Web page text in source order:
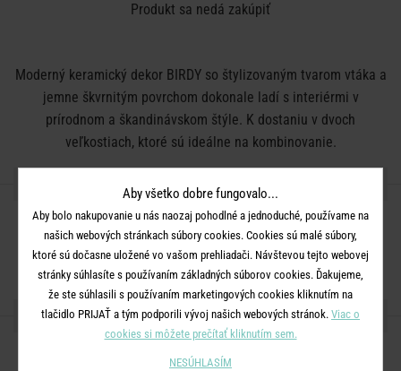
Produkt sa nedá zakúpiť
Moderný keramický dekor BIRDY so štylizovaným tvarom vtáka a
jemne škvrnitým povrchom dokonale ladí s interiérmi v
prírodnom a škandinávskom štýle. K dostaniu v dvoch
veľkostiach, ktoré sú ideálne na kombinovanie.
DETAILY PRODUKTU
Rozmery:D 6,5 x Š 4,2 x V 3 cm
Materiál:keramika
ZDIEĽAJTE S PRIATEĽMI
Aby všetko dobre fungovalo...
Aby bolo nakupovanie u nás naozaj pohodlné a jednoduché, používame na
našich webových stránkach súbory cookies. Cookies sú malé súbory,
ktoré sú dočasne uložené vo vašom prehliadači. Návštevou tejto webovej
stránky súhlasíte s používaním základných súborov cookies. Ďakujeme,
že ste súhlasili s používaním marketingových cookies kliknutím na
tlačidlo PRIJAŤ a tým podporili vývoj našich webových stránok. Viac o
cookies si môžete prečítať kliknutím sem.
NESÚHLASÍM